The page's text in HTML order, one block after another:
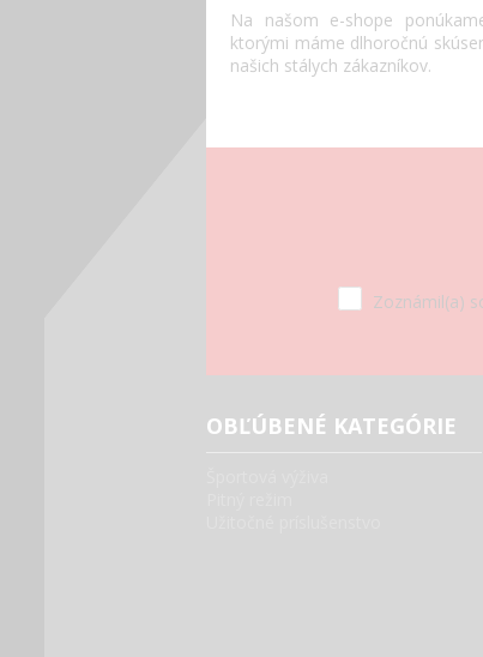
Na našom e-shope
ktorými máme dlhoročnú
našich stálych zákazníkov.
Zoznámil(a)
OBĽÚBENÉ KATEGÓRIE